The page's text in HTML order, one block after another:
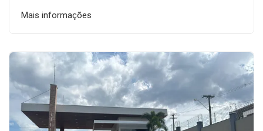
Mais informações